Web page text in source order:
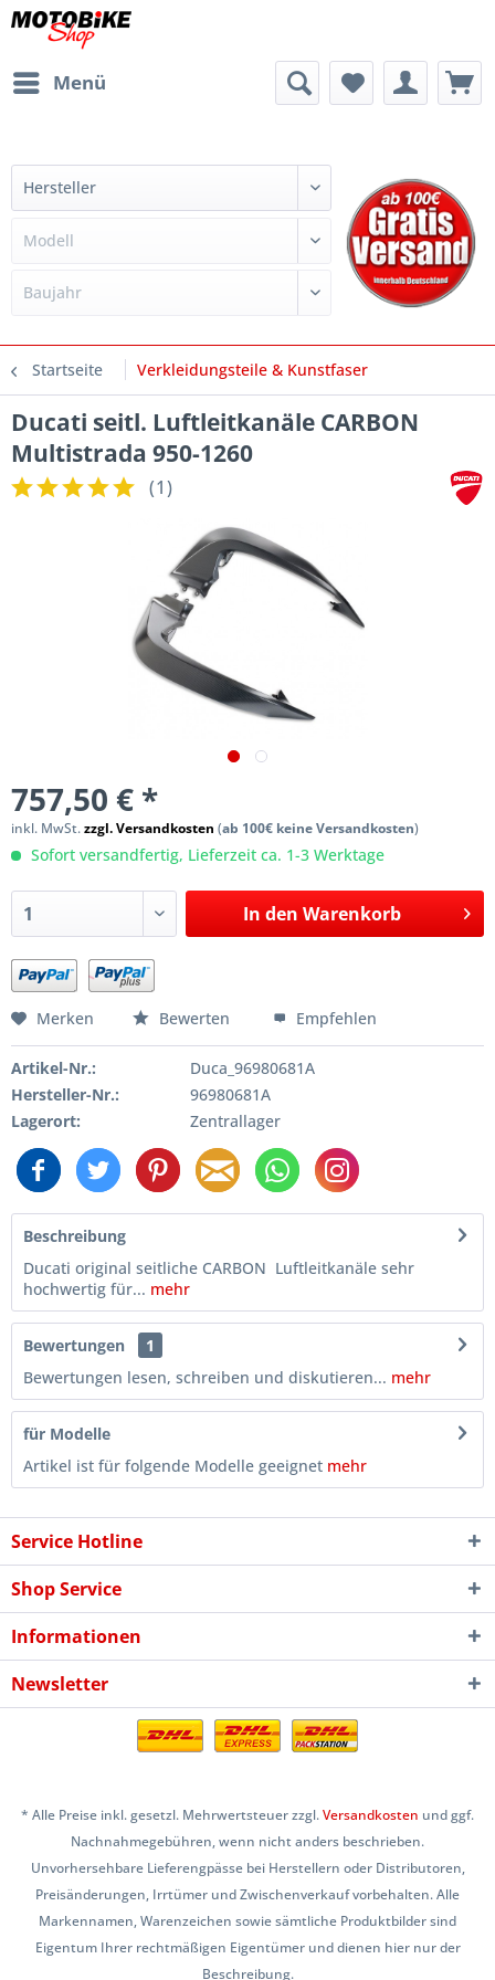
Menü
Startseite Verkleidungsteile & Kunstfaser
Ducati seitl. Luftleitkanäle CARBON
Multistrada 950-1260
(1)
757,50 € *
inkl. MwSt.zzgl. Versandkosten (ab 100€ keine Versandkosten)
Sofort versandfertig, Lieferzeit ca. 1-3 Werktage
In den Warenkorb
Merken Bewerten Empfehlen
Artikel-Nr.:
Duca_96980681A
Hersteller-Nr.:
96980681A
Lagerort:
Zentrallager
Beschreibung
Ducati original seitliche CARBON Luftleitkanäle sehr
hochwertig für... mehr
Bewertungen
1
Bewertungen lesen, schreiben und diskutieren... mehr
für Modelle
Artikel ist für folgende Modelle geeignet mehr
Service Hotline
Shop Service
Informationen
Newsletter
* Alle Preise inkl. gesetzl. Mehrwertsteuer zzgl.Versandkosten und ggf.
Nachnahmegebühren, wenn nicht anders beschrieben.
Unvorhersehbare Lieferengpässe bei Herstellern oder Distributoren,
Preisänderungen, Irrtümer und Zwischenverkauf vorbehalten. Alle
Markennamen, Warenzeichen sowie sämtliche Produktbilder sind
Eigentum Ihrer rechtmäßigen Eigentümer und dienen hier nur der
Beschreibung.